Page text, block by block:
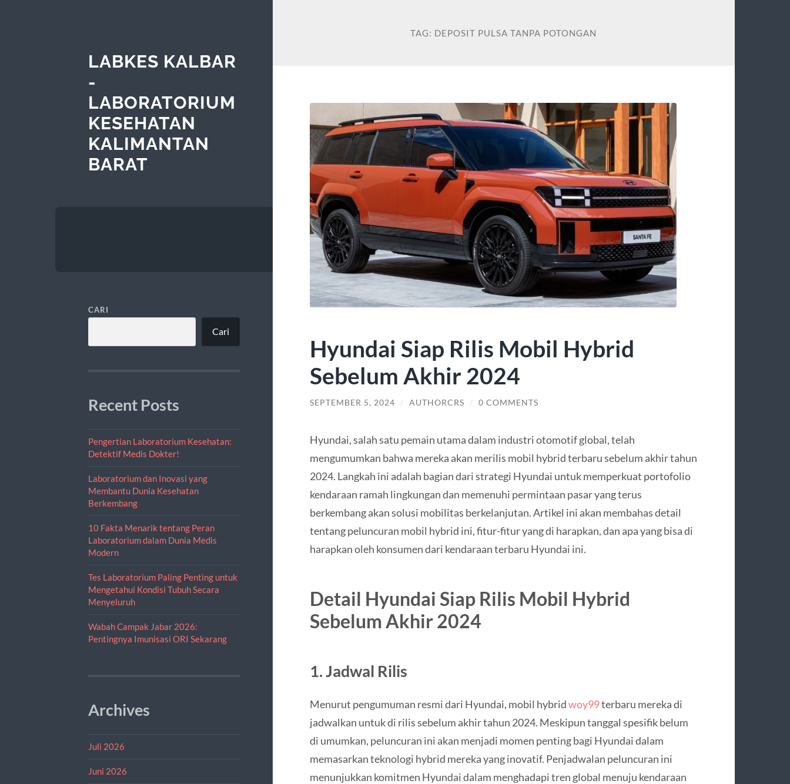
LABKES KALBAR
-
LABORATORIUM
KESEHATAN
KALIMANTAN
BARAT
CARI
Cari
Recent Posts
Pengertian Laboratorium Kesehatan:
Detektif Medis Dokter!
Laboratorium dan Inovasi yang
Membantu Dunia Kesehatan
Berkembang
10 Fakta Menarik tentang Peran
Laboratorium dalam Dunia Medis
Modern
Tes Laboratorium Paling Penting untuk
Mengetahui Kondisi Tubuh Secara
Menyeluruh
Wabah Campak Jabar 2026:
Pentingnya Imunisasi ORI Sekarang
Archives
Juli 2026
Juni 2026
TAG: DEPOSIT PULSA TANPA POTONGAN
Hyundai Siap Rilis Mobil Hybrid
Sebelum Akhir 2024
SEPTEMBER 5, 2024 / AUTHORCRS / 0 COMMENTS
Hyundai, salah satu pemain utama dalam industri otomotif global, telah
mengumumkan bahwa mereka akan merilis mobil hybrid terbaru sebelum akhir tahun
2024. Langkah ini adalah bagian dari strategi Hyundai untuk memperkuat portofolio
kendaraan ramah lingkungan dan memenuhi permintaan pasar yang terus
berkembang akan solusi mobilitas berkelanjutan. Artikel ini akan membahas detail
tentang peluncuran mobil hybrid ini, fitur-fitur yang di harapkan, dan apa yang bisa di
harapkan oleh konsumen dari kendaraan terbaru Hyundai ini.
Detail Hyundai Siap Rilis Mobil Hybrid
Sebelum Akhir 2024
1.Jadwal Rilis
Menurut pengumuman resmi dari Hyundai, mobil hybridwoy99terbaru mereka di
jadwalkan untuk di rilis sebelum akhir tahun 2024. Meskipun tanggal spesifik belum
di umumkan, peluncuran ini akan menjadi momen penting bagi Hyundai dalam
memasarkan teknologi hybrid mereka yang inovatif. Penjadwalan peluncuran ini
menunjukkan komitmen Hyundai dalam menghadapi tren global menuju kendaraan